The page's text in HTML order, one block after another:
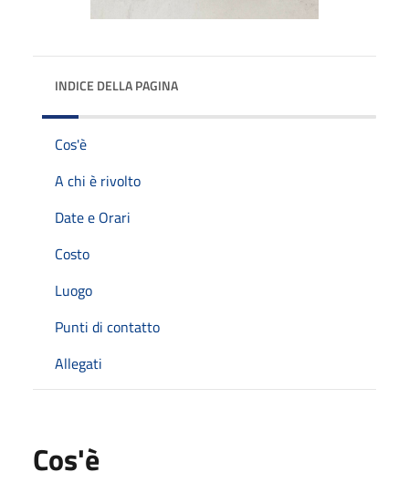
INDICE DELLA PAGINA
Cos'è
A chi è rivolto
Date e Orari
Costo
Luogo
Punti di contatto
Allegati
Cos'è